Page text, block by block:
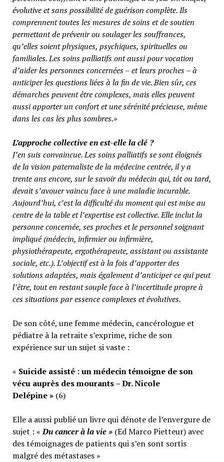
évolutive et sans possibilité de guérison complète. Ils
comprennent toutes les mesures de soins et de soutien
permettant de prévenir ou soulager les souffrances,
qu’elles soient physiques, psychiques, spirituelles ou
familiales. Les soins palliatifs ont aussi pour vocation
d’aider les personnes concernées – et leurs proches – à
anticiper les questions liées à la fin de vie. Bien sûr, ces
démarches peuvent être complexes, mais elles peuvent
aussi apporter un confort et une sérénité précieuse, même
dans les cas les plus sombres.»
L’approche collective en est-elle la clé ?
J’en suis convaincue. Les soins palliatifs se sont éloignés
de la vision paternaliste de la médecine centrée, il y a
trente ans encore, sur le savoir du médecin qui, tôt ou tard,
devait s’avouer vaincu face à une maladie incurable.
Aujourd’hui, c’est la difficulté du moment qui est mise au
centre de la table et l’expertise est collective. Elle inclut la
personne concernée, ses proches et le personnel soignant
impliqué (médecin, infirmier ou infirmière,
physiothérapeute, ergothérapeute, assistant ou assistante
sociale, etc.). L’objectif est à la fois d’apporter des
solutions adaptées, mais également d’anticiper ce qui peut
l’être, tout en restant souple face à l’incertitude propre à
ces situations par essence complexes et évolutives.
De son côté, une femme médecin, cancérologue et
pédiatre à la retraite s’exprime, riche de son
expérience sur un sujet si vaste :
« Suicide assisté : un médecin témoigne de son
vécu auprès des mourants – Dr. Nicole
Delépine » (6)
Elle a aussi publié un livre qui dénote de l’envergure de
sujet : «Du cancer à la vie » (Ed Marco Pietteur) avec
des témoignages de patients qui s’en sont sortis
malgré des métastases »